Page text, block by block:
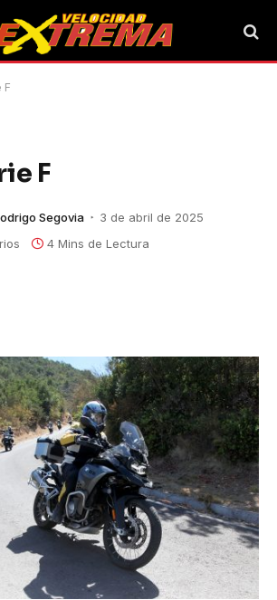
F
F
Segovia
3 de abril de 2025
4 Mins de Lectura